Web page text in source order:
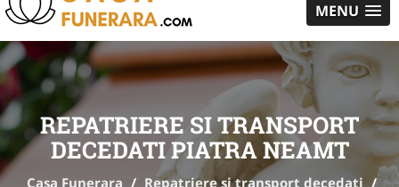
MENU
REPATRIERE SI TRANSPORT
DECEDATI PIATRA NEAMT
Casa Funerara / Repatriere si transport decedati /